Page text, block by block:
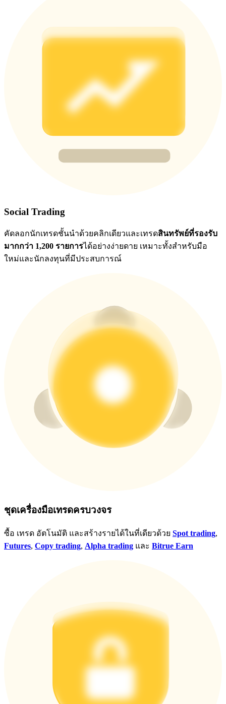
77,777+3k Rewards
เข้าสู่ระบบลงชื่อ
Social Trading
คัดลอกนักเทรดชั้นนำด้วยคลิกเดียวและเทรดสินทรัพย์ที่รองรับ
มากกว่า 1,200 รายการได้อย่างง่ายดาย เหมาะทั้งสำหรับมือ
ใหม่และนักลงทุนที่มีประสบการณ์
ชุดเครื่องมือเทรดครบวงจร
ซื้อ เทรด อัตโนมัติ และสร้างรายได้ในที่เดียวด้วย Spot trading,
Futures, Copy trading, Alpha trading และ Bitrue Earn